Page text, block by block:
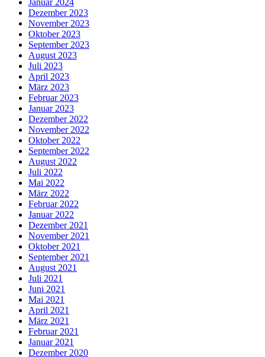
Januar 2024
Dezember 2023
November 2023
Oktober 2023
September 2023
August 2023
Juli 2023
April 2023
März 2023
Februar 2023
Januar 2023
Dezember 2022
November 2022
Oktober 2022
September 2022
August 2022
Juli 2022
Mai 2022
März 2022
Februar 2022
Januar 2022
Dezember 2021
November 2021
Oktober 2021
September 2021
August 2021
Juli 2021
Juni 2021
Mai 2021
April 2021
März 2021
Februar 2021
Januar 2021
Dezember 2020